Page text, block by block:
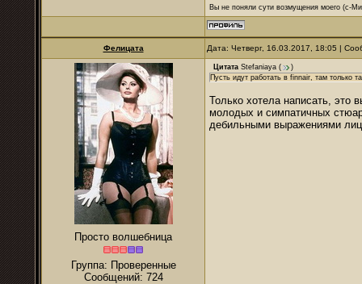
Вы не поняли сути возмущения моего (с-
Фелицата Дата: Четверг, 16.03.2017, 18:05 |
Просто волшебница
Группа: Проверенные
Сообщений: 724
Цитата Stefaniaya (
)
Пусть идут работать в finnair, там только
Только хотела написать, это
молодых и симпатичных
дебильными выражениями